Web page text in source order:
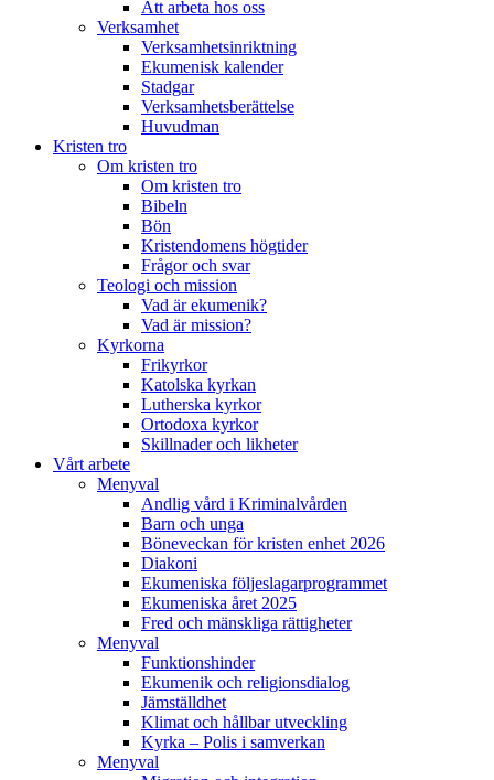
Att arbeta hos oss
Verksamhet
Verksamhetsinriktning
Ekumenisk kalender
Stadgar
Verksamhetsberättelse
Huvudman
Kristen tro
Om kristen tro
Om kristen tro
Bibeln
Bön
Kristendomens högtider
Frågor och svar
Teologi och mission
Vad är ekumenik?
Vad är mission?
Kyrkorna
Frikyrkor
Katolska kyrkan
Lutherska kyrkor
Ortodoxa kyrkor
Skillnader och likheter
Vårt arbete
Menyval
Andlig vård i Kriminalvården
Barn och unga
Böneveckan för kristen enhet 2026
Diakoni
Ekumeniska följeslagarprogrammet
Ekumeniska året 2025
Fred och mänskliga rättigheter
Menyval
Funktionshinder
Ekumenik och religionsdialog
Jämställdhet
Klimat och hållbar utveckling
Kyrka – Polis i samverkan
Menyval